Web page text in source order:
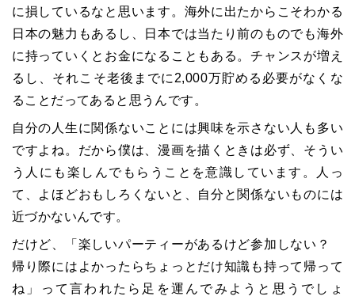
に損しているなと思います。海外に出たからこそわかる
日本の魅力もあるし、日本では当たり前のものでも海外
に持っていくとお金になることもある。チャンスが増え
るし、それこそ老後までに2,000万貯める必要がなくな
ることだってあると思うんです。
自分の人生に関係ないことには興味を示さない人も多い
ですよね。だから僕は、漫画を描くときは必ず、そうい
う人にも楽しんでもらうことを意識しています。人っ
て、よほどおもしろくないと、自分と関係ないものには
近づかないんです。
だけど、「楽しいパーティーがあるけど参加しない？
帰り際にはよかったらちょっとだけ知識も持って帰って
ね」って言われたら足を運んでみようと思うでしょ